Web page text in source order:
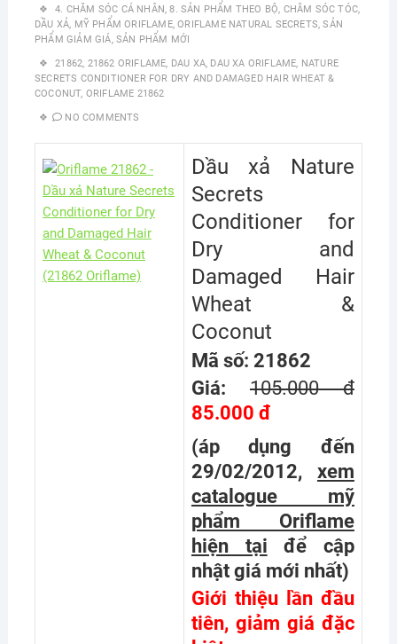
4. CHĂM SÓC CÁ NHÂN,8. SẢN PHẨM THEO BỘ, CHĂM SÓC TÓC,
DẦU XẢ, MỸ PHẨM ORIFLAME,ORIFLAME NATURAL SECRETS,SẢN
PHẨM GIẢM GIÁ, SẢN PHẨM MỚI
21862, 21862 ORIFLAME, DAU XA, DAU XA ORIFLAME, NATURE
SECRETS CONDITIONER FOR DRY AND DAMAGED HAIR WHEAT &
COCONUT, ORIFLAME 21862
NO COMMENTS
Dầu xả Nature
Secrets
Conditioner for
Dry and
Damaged Hair
Wheat &
Coconut
Mã số: 21862
Giá: 105.000 đ
85.000 đ
(áp dụng đến
29/02/2012, xem
catalogue mỹ
phẩm Oriflame
hiện tại
để cập
nhật giá mới nhất)
Giới thiệu lần đầu
tiên, giảm giá đặc